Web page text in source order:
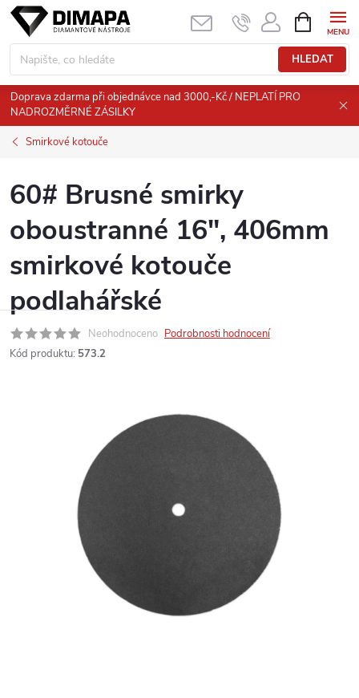
Přejít
obsah
HLEDAT
NÁKUPNÍ
KOŠÍK
Doprava zdarma při objednávce nad 3000,-Kč / NEPLATÍ PRO
NADROZMĚRNÉ ZÁSILKY
Smirkové kotouče
60# Brusné smirky
oboustranné 16", 406mm
smirkové kotouče
podlahářské
Neohodnoceno Podrobnosti hodnocení
Kód produktu: 573.2